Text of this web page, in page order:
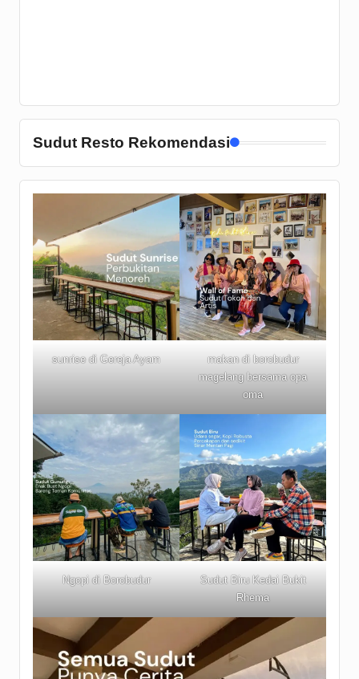
Sudut Resto Rekomendasi
sunrise di Gereja Ayam
makan di borobudur
magelang bersama opa
oma
Ngopi di Borobudur
Sudut Biru Kedai Bukit
Rhema